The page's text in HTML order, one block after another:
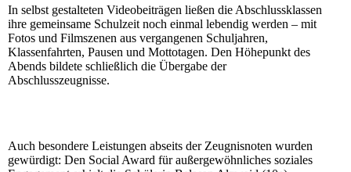
In selbst gestalteten Videobeiträgen ließen die Abschlussklassen
ihre gemeinsame Schulzeit noch einmal lebendig werden – mit
Fotos und Filmszenen aus vergangenen Schuljahren,
Klassenfahrten, Pausen und Mottotagen. Den Höhepunkt des
Abends bildete schließlich die Übergabe der
Abschlusszeugnisse.
Auch besondere Leistungen abseits der Zeugnisnoten wurden
gewürdigt: Den Social Award für außergewöhnliches soziales